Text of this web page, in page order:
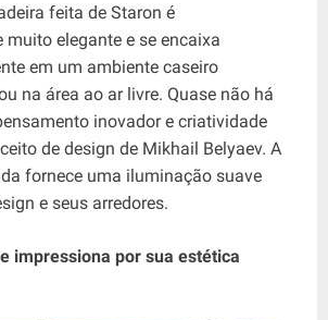
feita de Staron é
elegante e se encaixa
em um ambiente caseiro
na área ao ar livre. Quase não há
inovador e criatividade
de design de Mikhail Belyaev. A
fornece uma iluminação suave
e seus arredores.
impressiona por sua estética